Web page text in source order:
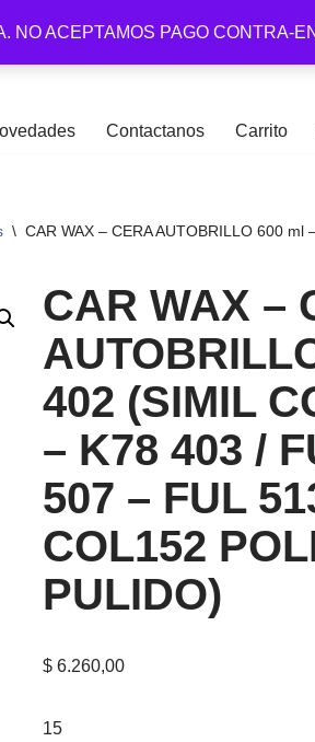
NO ACEPTAMOS PAGO CONTRA-
Contactanos Carrito
\ CAR WAX – CERA AUTOBRILLO 600
CAR WAX –
402 (SIMIL
– K78 403 /
507 – FUL
COL152
PULIDO)
$ 6.260,00
15